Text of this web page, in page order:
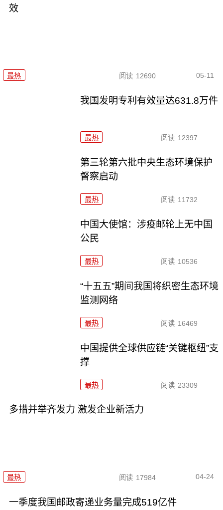
效
最热 阅读 12690 05-11
我国发明专利有效量达631.8万件
最热 阅读 12397
第三轮第六批中央生态环境保护
督察启动
最热 阅读 11732
中国大使馆：涉疫邮轮上无中国
公民
最热 阅读 10536
“十五五”期间我国将织密生态环境
监测网络
最热 阅读 16469
中国提供全球供应链“关键枢纽”支
撑
最热 阅读 23309
多措并举齐发力 激发企业新活力
最热 阅读 17984 04-24
一季度我国邮政寄递业务量完成519亿件